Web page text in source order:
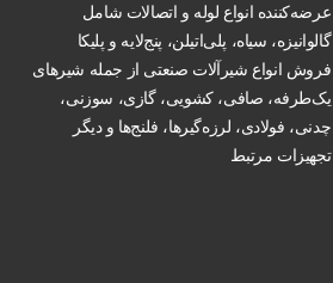
عرضه‌کننده انواع لوله و اتصالات شامل
گالوانیزه، سیاه، پلی‌اتیلن، پنج‌لایه و پلیکا
فروش انواع شیرآلات صنعتی از جمله شیرهای
یک‌طرفه، صافی، کشویی، گازی، سوزنی،
چدنی، فولادی، لرزه‌گیرها، فلنج‌ها و دیگر
تجهیزات مرتبط